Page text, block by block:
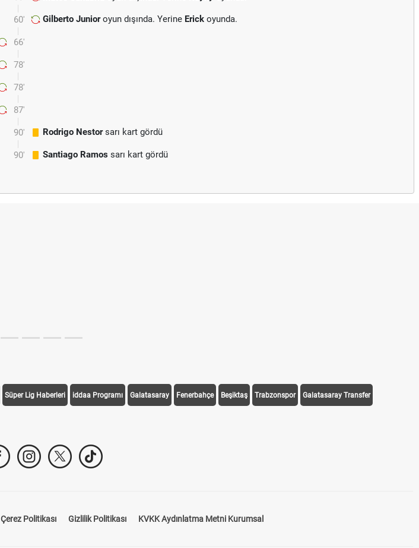
60' Gilberto Junioroyun dışında. Yerine Erick oyunda.
66'
78'
78'
87'
90' Rodrigo Nestorsarı kart gördü
90' Santiago Ramos sarı kart gördü
Süper Lig Haberleri iddaa Programı Galatasaray Fenerbahçe Beşiktaş Trabzonspor Galatasaray Transfer
Çerez Politikası Gizlilik Politikası KVKK Aydınlatma Metni Kurumsal